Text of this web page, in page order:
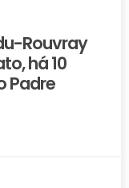
Rouvray
há 10
Padre